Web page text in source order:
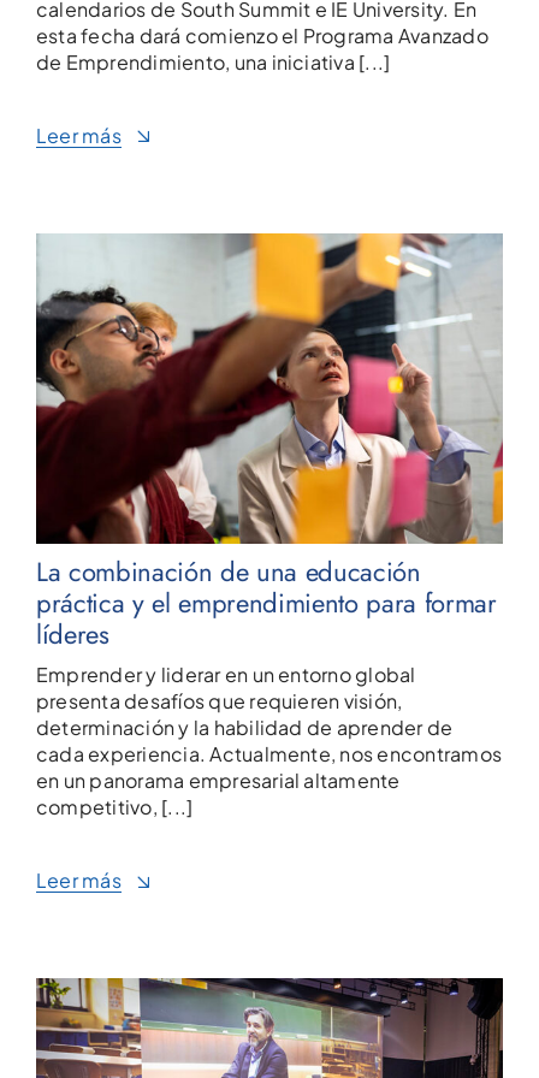
calendarios de South Summit e IE University. En
esta fecha dará comienzo el Programa Avanzado
de Emprendimiento, una iniciativa [...]
Leer más
La combinación de una educación
práctica y el emprendimiento para formar
líderes
Emprender y liderar en un entorno global
presenta desafíos que requieren visión,
determinación y la habilidad de aprender de
cada experiencia. Actualmente, nos encontramos
en un panorama empresarial altamente
competitivo, [...]
Leer más